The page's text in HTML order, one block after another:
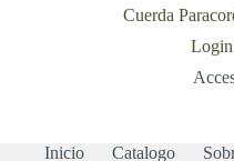
Cuerda
Inicio Catalogo